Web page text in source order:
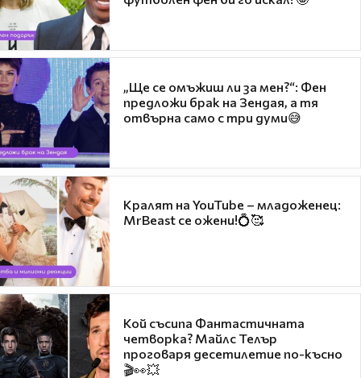
„Ще се омъжиш ли за мен?“: Фен
предложи брак на Зендая, а тя
отвърна само с три думи😅
Кралят на YouTube – младоженец:
MrBeast се ожени!💍🥰
Кой съсипа Фантастичната
четворка? Майлс Телър
проговаря десетилетие по-късно
🎬👀💥